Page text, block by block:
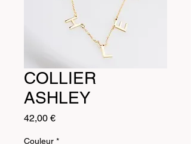
COLLIER
ASHLEY
42,00 €Prix
Couleur *